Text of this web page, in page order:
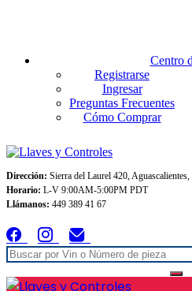
Centro
Registrarse
Ingresar
Preguntas Frecuentes
Cómo Comprar
Dirección: Sierra del Laurel 420,
Horario: L-V 9:00AM-5:00PM PDT
Llámanos: 449 389 41 67